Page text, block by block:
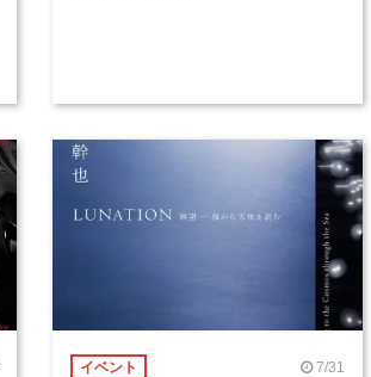
イベント 7/31